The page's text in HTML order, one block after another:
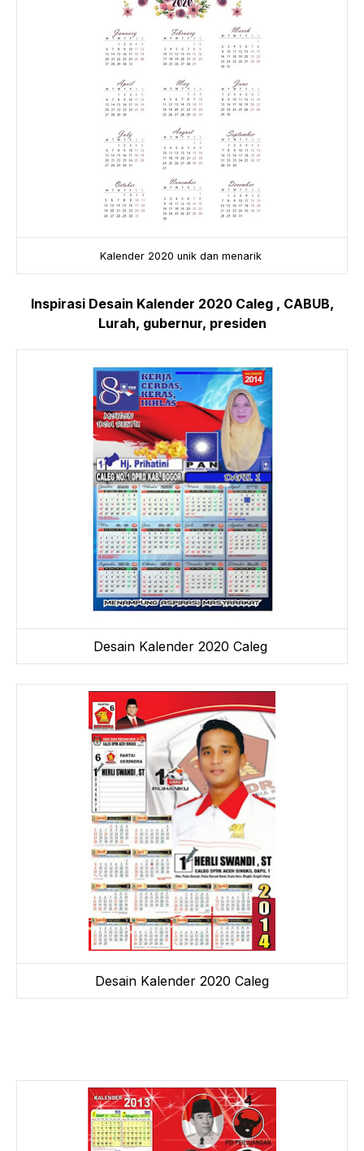
Kalender 2020 unik dan menarik
Inspirasi Desain Kalender 2020 Caleg , CABUB,
Lurah, gubernur, presiden
Desain Kalender 2020 Caleg
Desain Kalender 2020 Caleg